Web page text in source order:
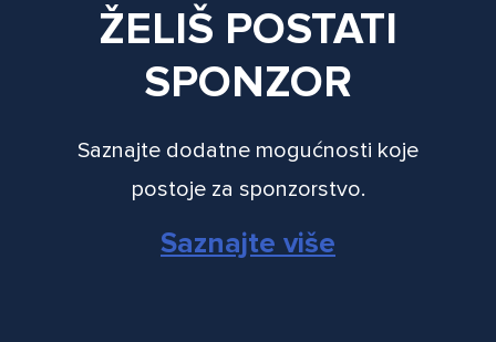
ŽELIŠ POSTATI
SPONZOR
Saznajte dodatne mogućnosti koje
postoje za sponzorstvo.
Saznajte više